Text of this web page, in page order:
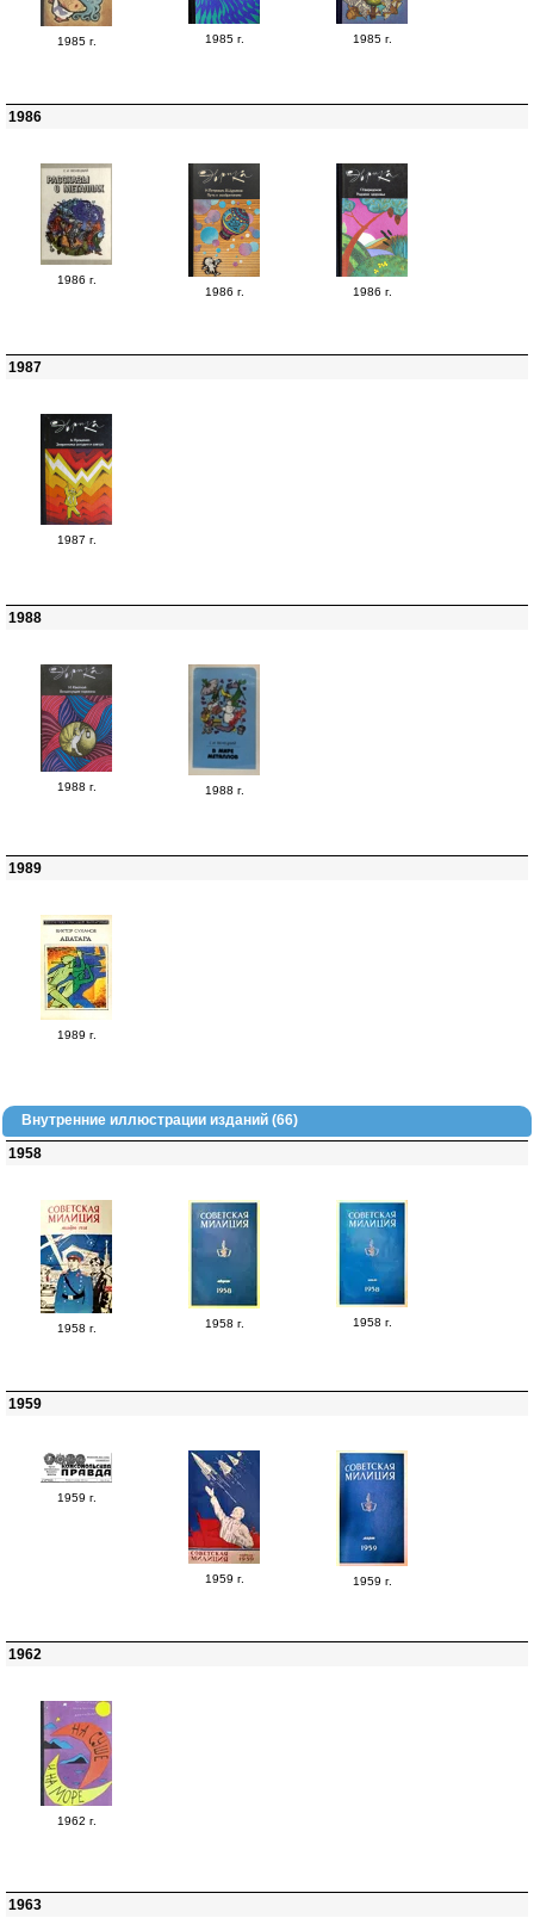
1985 г. 1985 г. 1985 г.
1986
1986 г.
1986 г.
1986 г.
1987
1987 г.
1988
1988 г. 1988 г.
1989
1989 г.
Внутренние иллюстрации изданий (66)
1958
1958 г. 1958 г. 1958 г.
1959
1959 г.
1959 г. 1959 г.
1962
1962 г.
1963